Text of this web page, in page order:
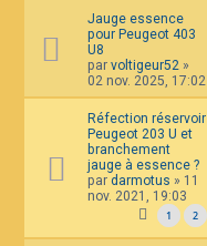
Jauge essence
pour Peugeot 403
U8
par voltigeur52 »
02 nov. 2025, 17:02
Réfection réservoir
Peugeot 203 U et
branchement
jauge à essence ?
par darmotus » 11
nov. 2021, 19:03
1 2